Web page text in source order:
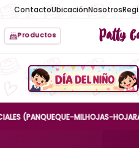
ContactoUbicaciónNosotros
Productos Patty
Boton de
(PANQUEQUE-MILHOJAS-